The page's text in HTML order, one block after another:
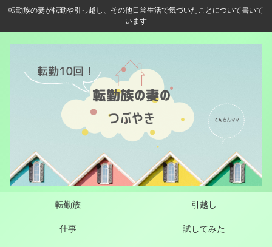
転勤族の妻が転勤や引っ越し、その他日常生活で気づいたことについて書いて
います
転勤族 引越し
仕事 試してみた